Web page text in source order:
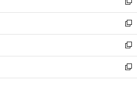
開
く
ド
ウ
で
開
く
ィ
ン
ド
ウ
で
開
く
い
ウ
ィ
ン
ド
ウ
で
開
新
し
い
ウ
ィ
ン
ド
ウ
新
し
い
ウ
ィ
ン
新
し
い
ウ
新
し